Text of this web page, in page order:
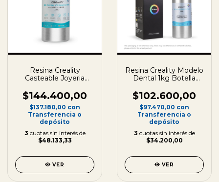
Resina Creality
Casteable Joyeria
$144.400,00
$137.180,00 con
Transferencia o
depósito
3 cuotas sin interés de
$48.133,33
VER
Resina Creality Modelo
Dental 1kg Botella
$102.600,00
$97.470,00 con
Transferencia o
depósito
3 cuotas sin interés de
$34.200,00
VER